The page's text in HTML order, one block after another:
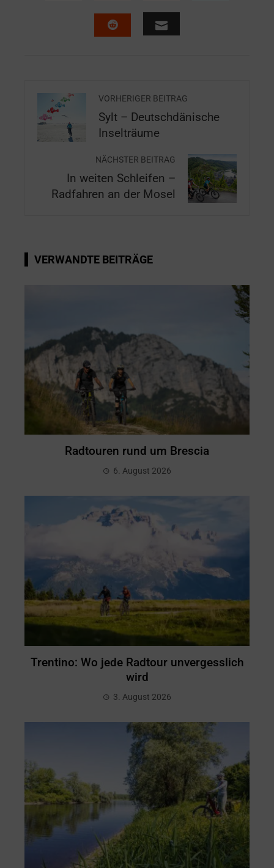
VORHERIGER BEITRAG
Sylt – Deutschdänische
Inselträume
NÄCHSTER BEITRAG
In weiten Schleifen –
Radfahren an der Mosel
VERWANDTE BEITRÄGE
Radtouren rund um Brescia
6. August 2026
Trentino: Wo jede Radtour unvergesslich
wird
3. August 2026